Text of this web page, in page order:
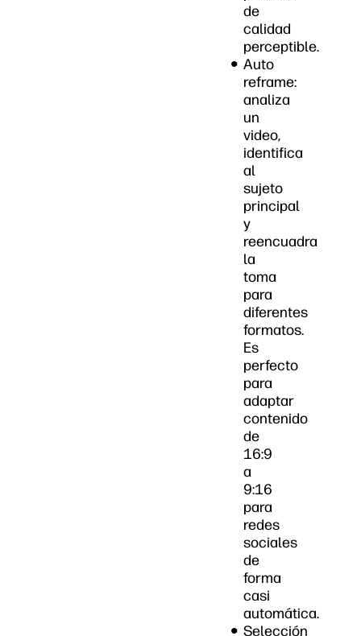
de
calidad
perceptible.
Auto
reframe:
analiza
un
video,
identifica
al
sujeto
principal
y
reencuadra
la
toma
para
diferentes
formatos.
Es
perfecto
para
adaptar
contenido
de
16:9
a
9:16
para
redes
sociales
de
forma
casi
automática.
Selección